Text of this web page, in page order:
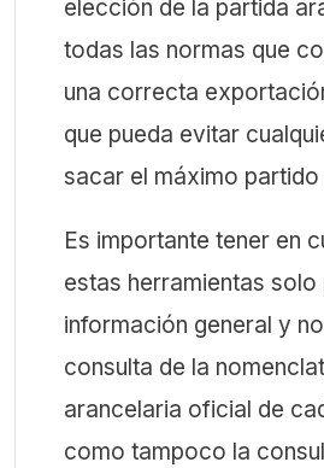
elección de la partida
todas las normas que
una correcta
que pueda evitar
sacar el máximo
Es importante tener en
estas herramientas
información general y
consulta de la
arancelaria oficial de
como tampoco la